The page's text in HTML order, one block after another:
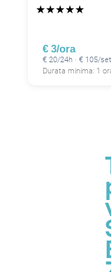
★★★★★
€ 3/ora
€ 20/24h · € 105/
Durata minima: 1